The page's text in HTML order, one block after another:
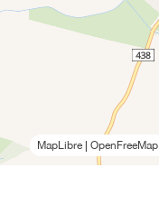
MapLibre OpenFreeMap